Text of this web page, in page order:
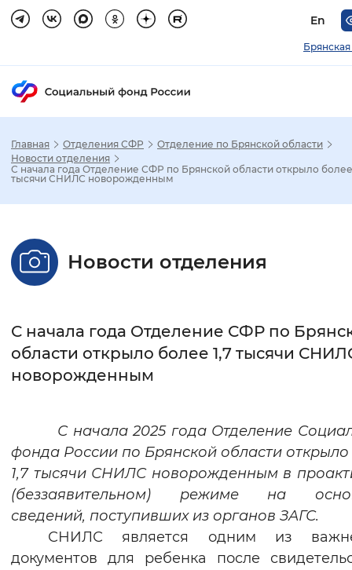
En
Стандартный Увеличенный
Без засечек С засечками
Интервал между буквами
Цвет сайта
Инверсивный
Синий фон
Изображения
Главная Отделения СФР
Отделение по Брянской области
Новости отделения
С начала года Отделение СФР по Брянской области открыло более
тысячи СНИЛС новорожденным
Новости отделения
С начала года Отделение СФР по
области открыло более 1,7 тысячи
новорожденным
С начала 2025 года Отделение
фонда России по Брянской области
1,7 тысячи СНИЛС новорожденным в
(беззаявительном) режиме на
сведений, поступивших из органов ЗАГС.
СНИЛС является одним из
документов для ребенка после